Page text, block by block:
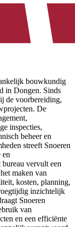
bouwkundig
in Dongen. Sinds
de voorbereiding,
De
inspecties,
beheer en
streeft Snoeren
en
vervult een
maken van
kosten, planning,
inzichtelijk
Snoeren
van
en een efficiënte